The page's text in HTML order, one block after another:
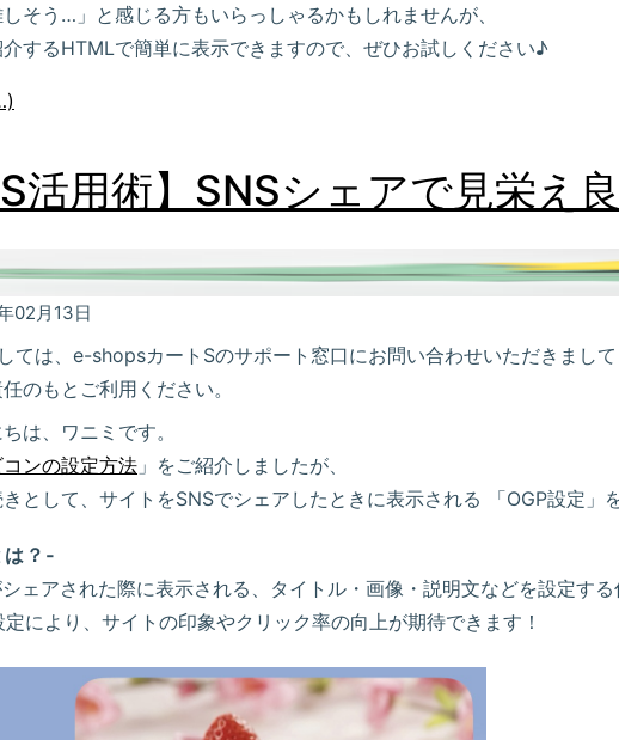
しそう…」と感じる方もいらっしゃるかもしれませんが、
するHTMLで簡単に表示できますので、ぜひお試しください♪
活用術】SNSシェアで見栄え
02月13日
ては、e-shopsカートSのサポート窓口にお問い合わせいただきまし
のもとご利用ください。
は、ワニミです。
ンの設定方法 」をご紹介しましたが、
として、サイトをSNSでシェアしたときに表示される 「OGP設定」
？‐
ェアされた際に表示される、タイトル・画像・説明文などを設定する
により、サイトの印象やクリック率の向上が期待できます！